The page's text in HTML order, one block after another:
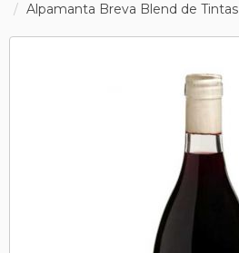
Alpamanta Breva Blend de Tintas